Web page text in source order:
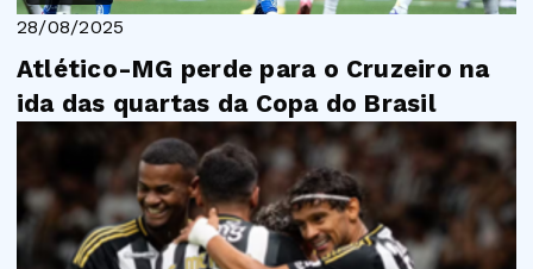
28/08/2025
Atlético-MG perde para o Cruzeiro na
ida das quartas da Copa do Brasil